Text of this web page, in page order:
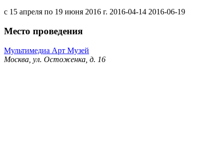
с 15 апреля по 19 июня 2016 г. 2016-04-14 2016-06-19
Место проведения
Мультимедиа Арт Музей
Москва, ул. Остоженка, д. 16